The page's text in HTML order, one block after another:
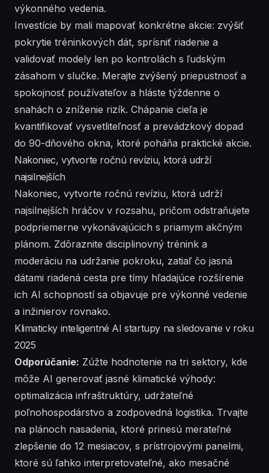
výkonného vedenia.
Investície by mali mapovať konkrétne akcie: zvýšiť
pokrytie tréninkových dát, sprísniť riadenie a
validovať modely len po kontrolách s ľudským
zásahom v slučke. Merajte zvýšený priepustnosť a
spokojnosť používateľov a hláste týždenne o
snahách o zníženie rizík. Chápanie cieľa je
kvantifikovať vysvetliteľnosť a prevádzkový dopad
do 90-dňového okna, ktoré poháňa praktické akcie.
Nakoniec, vytvorte ročnú revíziu, ktorá udrží
najsilnejších
Nakoniec, vytvorte ročnú revíziu, ktorá udrží
najsilnejších hráčov v rozsahu, pričom odstraňujete
podpriemerne vykonávajúcich s priamym akčným
plánom. Zdôraznite disciplinovný trénink a
moderáciu na udržanie pokroku, zatiaľ čo jasná
dátami riadená cesta pre tímy hľadajúce rozšírenie
ich AI schopností sa objavuje pre výkonné vedenie
a inžinierov rovnako.
Klimaticky inteligentné AI startupy na sledovanie v roku
2025
Odporúčanie: Zúžte hodnotenie na tri sektory, kde
môže AI generovať jasné klimatické výhody:
optimalizácia infraštruktúry, udržateľné
poľnohospodárstvo a zodpovedná logistika. Trvajte
na plánoch nasadenia, ktoré prinesú merateľné
zlepšenie do 12 mesiacov, s prístrojovými panelmi,
ktoré sú ľahko interpretovateľné, ako mesačné